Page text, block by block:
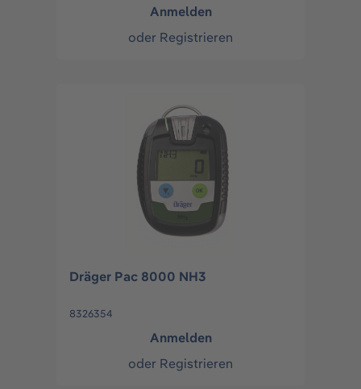
Anmelden
oder Registrieren
Dräger Pac 8000 NH3
8326354
Anmelden
oder Registrieren